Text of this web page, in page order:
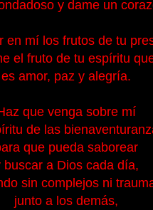
y dame un
en mí los frutos de tu
el fruto de tu espíritu
es amor, paz y alegría.
que venga sobre mí
de las
que pueda saborear
buscar a Dios cada día,
sin complejos ni
junto a los demás,